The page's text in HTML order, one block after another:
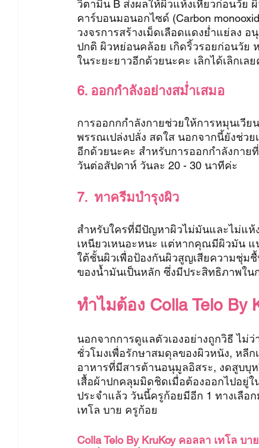
วิตามิน B ส่งผลให้ผิวแห้งเหี่ยวก่อนวัย
คาร์บอนมอนอกไซด์ (Carbon
วงจรการสร้างเม็ดเลือดแดงย่ำแย่ลง
ปกติ ผิวหย่อนคล้อย เกิดริ้วรอยก่อนวัย
ในระยะยาวอีกด้วยนะคะ เลิกได้เลิกเลย
6. ออกกำลังอย่างสม่ำเสมอ
การออกกกำลังกายช่วยให้การหมุนเวีย
พรรณเปล่งปลั่ง สดใส นอกจากนี้ยังช่วย
อีกด้วยนะคะ สำหรับการออกกำลังกาย
วันต่อสัปดาห์ วันละ 20 - 30 นาทีค่ะ
7.  ทาครีมบำรุงผิว
สำหรับใครที่มีปัญหาผิวไม่มันและไม่แห้
เหนียวเหนอะหนะ แต่หากคุณมีผิวมัน
ใต้ชั้นผิวเพื่อป้องกันผิวสูญเสียความชุ่ม
ของน้ำมันเป็นหลัก ซึ่งมีประสิทธิภาพใน
ทำไมต้อง Colla Telo By
นอกจากการดูแลตัวเองอย่างถูกวิธี ไม่
ชั่วโมงเพื่อรักษาสมดุลของผิวหนัง, หลี
อาหารที่มีสารต้านอนุมูลอิสระ, งดสูบบุ
เสื้อผ้าปกคลุมมิดชิดเมื่อต้องออกไปอยู่
ประจำแล้ว วันนี้ครูก้อยมีอีก 1 ทางเลือ
เทโล บาย ครูก้อย
Colla Telo By KruKoy คอลลา เทโล บา